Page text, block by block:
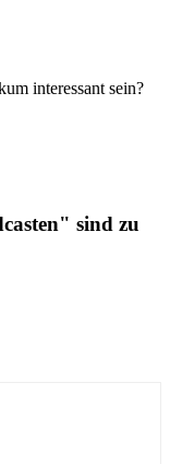
interessant sein?
sind zu